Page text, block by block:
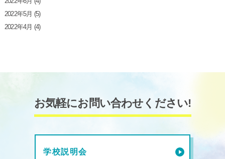
2022年5月 (5)
2022年4月 (4)
お気軽にお問い合わせください!
学校説明会